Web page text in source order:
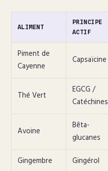
ALIMENT
PRINCIPE
ACTIF
Piment de
Cayenne
Capsaïcine
Thé Vert
EGCG /
Catéchines
Avoine
Bêta-
glucanes
Gingembre Gingérol